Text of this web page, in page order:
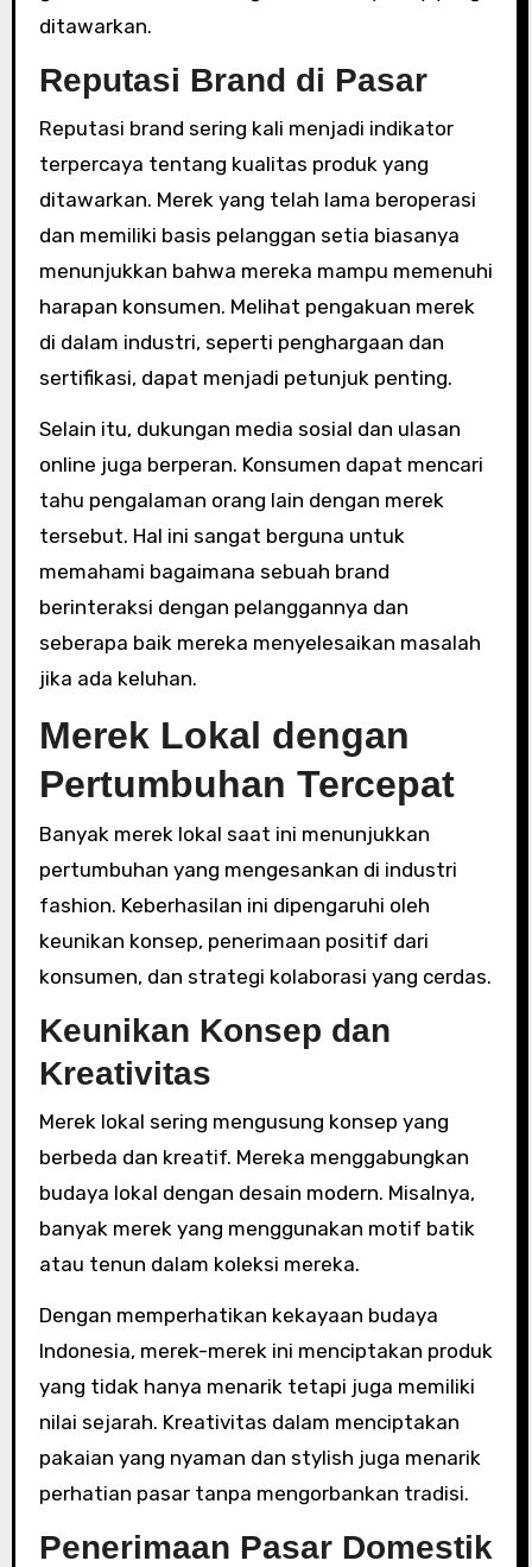
ditawarkan.
Reputasi Brand di Pasar
Reputasi brand sering kali menjadi indikator
terpercaya tentang kualitas produk yang
ditawarkan. Merek yang telah lama beroperasi
dan memiliki basis pelanggan setia biasanya
menunjukkan bahwa mereka mampu memenuhi
harapan konsumen. Melihat pengakuan merek
di dalam industri, seperti penghargaan dan
sertifikasi, dapat menjadi petunjuk penting.
Selain itu, dukungan media sosial dan ulasan
online juga berperan. Konsumen dapat mencari
tahu pengalaman orang lain dengan merek
tersebut. Hal ini sangat berguna untuk
memahami bagaimana sebuah brand
berinteraksi dengan pelanggannya dan
seberapa baik mereka menyelesaikan masalah
jika ada keluhan.
Merek Lokal dengan
Pertumbuhan Tercepat
Banyak merek lokal saat ini menunjukkan
pertumbuhan yang mengesankan di industri
fashion. Keberhasilan ini dipengaruhi oleh
keunikan konsep, penerimaan positif dari
konsumen, dan strategi kolaborasi yang cerdas.
Keunikan Konsep dan
Kreativitas
Merek lokal sering mengusung konsep yang
berbeda dan kreatif. Mereka menggabungkan
budaya lokal dengan desain modern. Misalnya,
banyak merek yang menggunakan motif batik
atau tenun dalam koleksi mereka.
Dengan memperhatikan kekayaan budaya
Indonesia, merek-merek ini menciptakan produk
yang tidak hanya menarik tetapi juga memiliki
nilai sejarah. Kreativitas dalam menciptakan
pakaian yang nyaman dan stylish juga menarik
perhatian pasar tanpa mengorbankan tradisi.
Penerimaan Pasar Domestik